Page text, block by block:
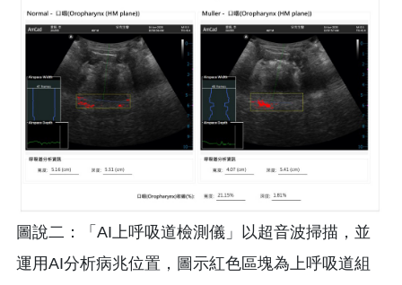
圖說二：「AI上呼吸道檢測儀」以超音波掃描，並
運用AI分析病兆位置，圖示紅色區塊為上呼吸道組